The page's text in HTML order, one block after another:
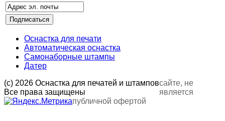
Оснастка для печати
Автоматическая оснастка
Самонаборные штампы
Датер
(с) 2026 Оснастка для печатей и штампов
Все права защищены
сайте, не
является
публичной офертой